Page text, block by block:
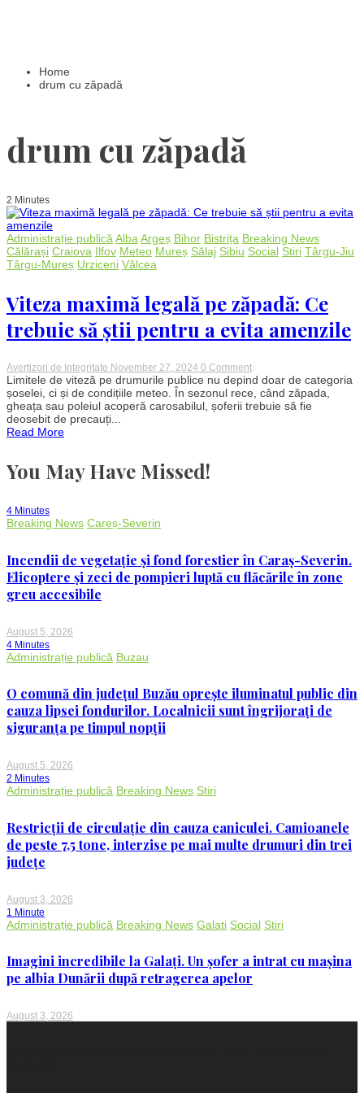
Home
drum cu zăpadă
drum cu zăpadă
2 Minutes
Administrație publicăAlbaArgeș Bihor Bistrița Breaking News
Călărași Craiova Ilfov Meteo Mureș Sălaj Sibiu Social Stiri Târgu-Jiu
Târgu-Mureș Urziceni Vâlcea
Viteza maximă legală pe zăpadă: Ce
trebuie să știi pentru a evita amenzile
Avertizori de Integritate November 27, 2024 0 Commenton
Viteza
maximă
legală
pe
Limitele de viteză pe drumurile publice nu depind doar de categoria
șoselei, ci și de condițiile meteo. În sezonul rece, când zăpada,
gheața sau poleiul acoperă carosabilul, șoferii trebuie să fie
deosebit de precauți...
Read More
You May Have Missed!
4 Minutes
Breaking News Careș-Severin
Incendii de vegetație și fond forestier în Caraș-Severin.
Elicoptere și zeci de pompieri luptă cu flăcările în zone
greu accesibile
August 5, 2026
4 Minutes
Administrație publică Buzau
O comună din județul Buzău oprește iluminatul public din
cauza lipsei fondurilor. Localnicii sunt îngrijorați de
siguranța pe timpul nopții
August 5, 2026
2 Minutes
Administrație publică Breaking News Stiri
Restricții de circulație din cauza caniculei. Camioanele
de peste 7,5 tone, interzise pe mai multe drumuri din trei
județe
August 3, 2026
1 Minute
Administrație publică Breaking News Galati Social Stiri
Imagini incredibile la Galați. Un șofer a intrat cu mașina
pe albia Dunării după retragerea apelor
August 3, 2026